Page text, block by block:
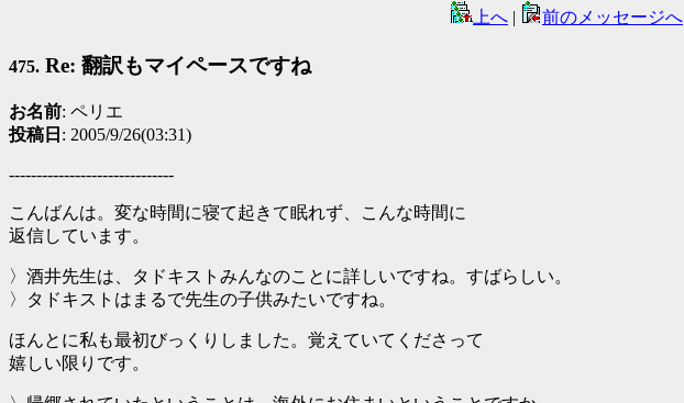
上へ 前のメッセージへ
475. Re: 翻訳もマイペースですね
お名前: ペリエ
投稿日 : 2005/9/26(03:31)
------------------------------
こんばんは。変な時間に寝て起きて眠れず、こんな時間に
返信しています。
〉酒井先生は、タドキストみんなのことに詳しいですね。すばらしい。
〉タドキストはまるで先生の子供みたいですね。
ほんとに私も最初びっくりしました。覚えていてくださって
嬉しい限りです。